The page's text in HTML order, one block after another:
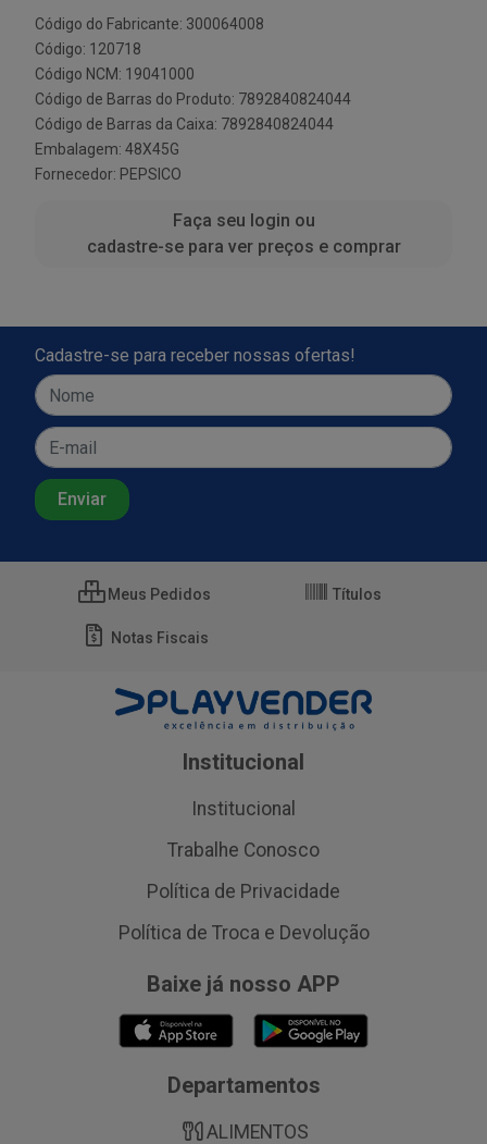
Código do Fabricante: 300064008
Código: 120718
Código NCM: 19041000
Código de Barras do Produto: 7892840824044
Código de Barras da Caixa: 7892840824044
Embalagem: 48X45G
Fornecedor: PEPSICO
Faça seu login ou
cadastre-se para ver preços e comprar
Cadastre-se para receber nossas ofertas!
Meus Pedidos Títulos
Notas Fiscais
Institucional
Institucional
Trabalhe Conosco
Política de Privacidade
Política de Troca e Devolução
Baixe já nosso APP
Departamentos
ALIMENTOS